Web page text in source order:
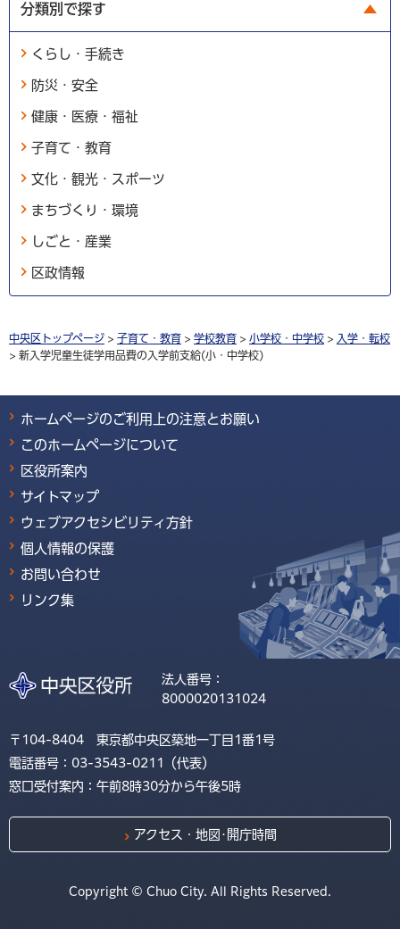
分類別で探す
くらし・手続き
防災・安全
健康・医療・福祉
子育て・教育
文化・観光・スポーツ
まちづくり・環境
しごと・産業
区政情報
中央区トップページ > 子育て・教育 > 学校教育 > 小学校・中学校 > 入学・転校
> 新入学児童生徒学用品費の入学前支給(小・中学校)
ホームページのご利用上の注意とお願い
このホームページについて
区役所案内
サイトマップ
ウェブアクセシビリティ方針
個人情報の保護
お問い合わせ
リンク集
法人番号：
8000020131024
〒104-8404 東京都中央区築地一丁目1番1号
電話番号：03-3543-0211（代表）
窓口受付案内：午前8時30分から午後5時
アクセス・地図･開庁時間
Copyright © Chuo City. All Rights Reserved.